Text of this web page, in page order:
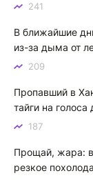
Зной в Сибири,
тем более
песнях поют…
241
В ближайшие
из-за дыма от
209
Пропавший в
тайги на
187
Прощай, жара:
резкое